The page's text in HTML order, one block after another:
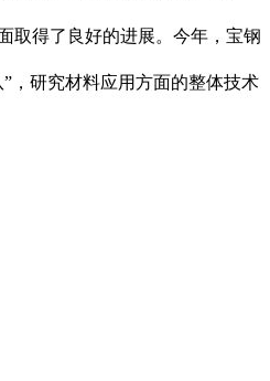
取得了良好的进展。今年，宝钢
研究材料应用方面的整体技术